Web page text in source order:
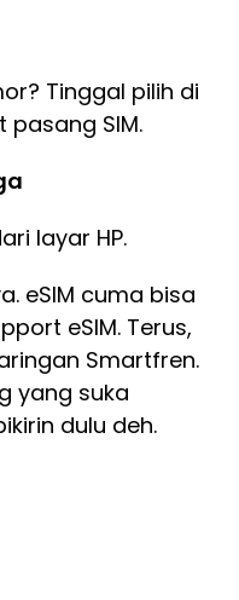
Tinggal pilih di
SIM.
layar HP.
eSIM cuma bisa
eSIM. Terus,
Smartfren.
yang suka
dulu deh.